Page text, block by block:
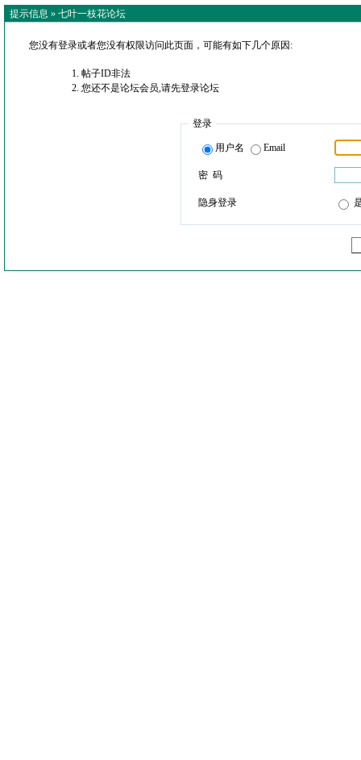
提示信息 » 七叶一枝花论坛
您没有登录或者您没有权限访问此页面，可能有如下几个原因:
帖子ID非法
您还不是论坛会员,请先登录论坛
登录
用户名 Email
密 码
隐身登录